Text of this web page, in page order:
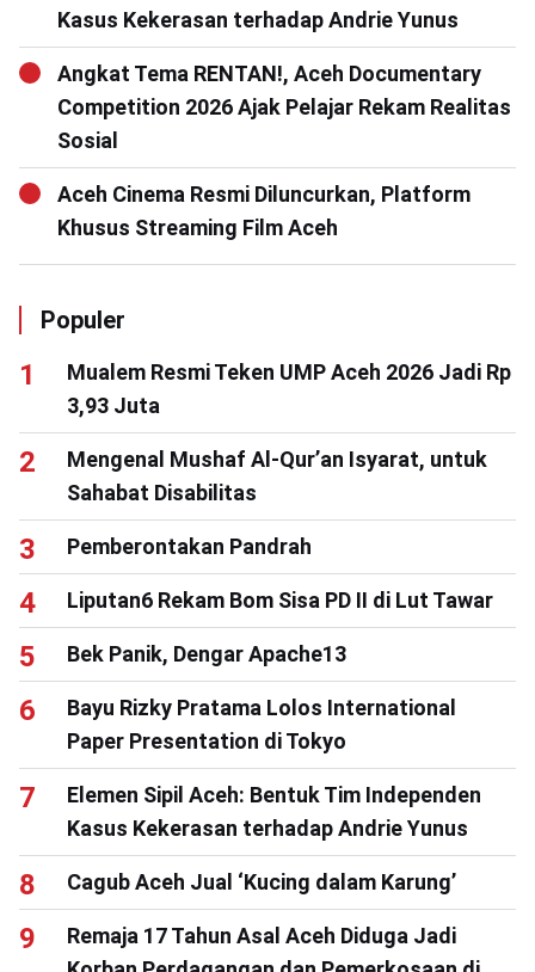
Kasus Kekerasan terhadap Andrie Yunus
Angkat Tema RENTAN!, Aceh Documentary
Competition 2026 Ajak Pelajar Rekam Realitas
Sosial
Aceh Cinema Resmi Diluncurkan, Platform
Khusus Streaming Film Aceh
Populer
Mualem Resmi Teken UMP Aceh 2026 Jadi Rp
3,93 Juta
Mengenal Mushaf Al-Qur’an Isyarat, untuk
Sahabat Disabilitas
Pemberontakan Pandrah
Liputan6 Rekam Bom Sisa PD II di Lut Tawar
Bek Panik, Dengar Apache13
Bayu Rizky Pratama Lolos International
Paper Presentation di Tokyo
Elemen Sipil Aceh: Bentuk Tim Independen
Kasus Kekerasan terhadap Andrie Yunus
Cagub Aceh Jual ‘Kucing dalam Karung’
Remaja 17 Tahun Asal Aceh Diduga Jadi